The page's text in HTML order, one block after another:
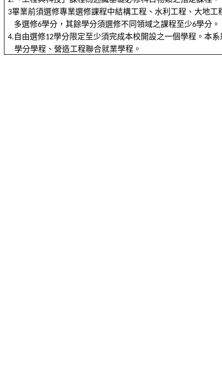
3畢業前須選修專業選修課程中結構工程、水利工程、大地
多選修6學分，其餘學分須選修不同領域之課程至少6學分。
4.自由選修12學分限定至少須完成本校開設之一個學程。本
學分學程、營造工程聯合就業學程。